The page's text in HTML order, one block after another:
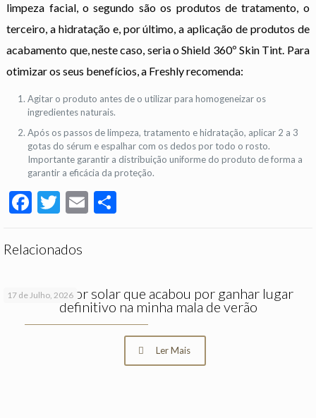
limpeza facial, o segundo são os produtos de tratamento, o
terceiro, a hidratação e, por último, a aplicação de produtos de
acabamento que, neste caso, seria o Shield 360º Skin Tint. Para
otimizar os seus benefícios, a Freshly recomenda:
Agitar o produto antes de o utilizar para homogeneizar os
ingredientes naturais.
Após os passos de limpeza, tratamento e hidratação, aplicar 2 a 3
gotas do sérum e espalhar com os dedos por todo o rosto.
Importante garantir a distribuição uniforme do produto de forma a
garantir a eficácia da proteção.
Facebook
Twitter
Email
Relacionados
17 de Julho, 2026
O protetor solar que acabou por ganhar lugar
definitivo na minha mala de verão
Ler Mais